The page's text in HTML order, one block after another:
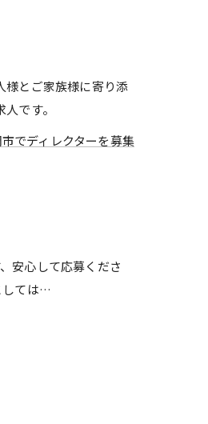
様とご家族様に寄り添
です。
でディレクターを募集
安心して応募くださ
しては…